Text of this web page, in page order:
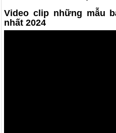
Video clip những mẫu
nhất 2024